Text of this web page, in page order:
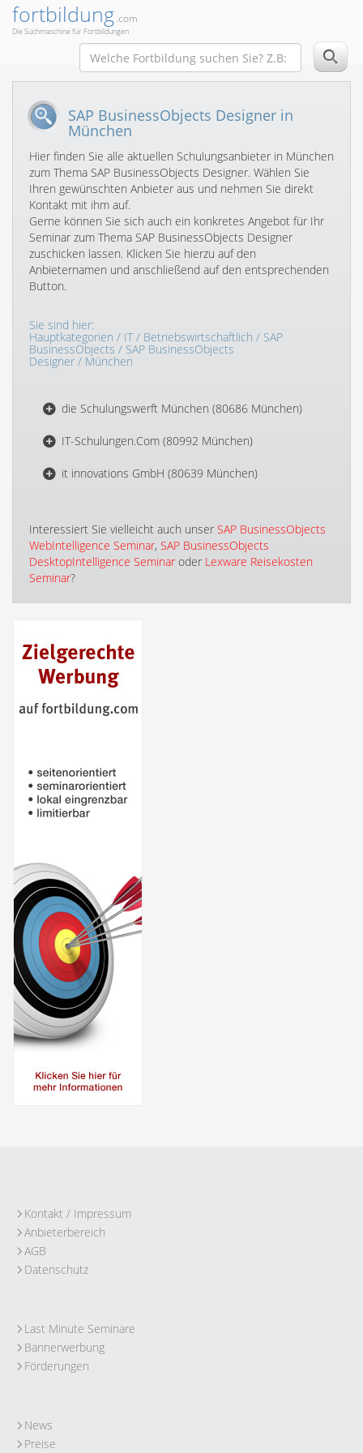
fortbildung.com
Die Suchmaschine für Fortbildungen
SAP BusinessObjects Designer in
München
Hier finden Sie alle aktuellen Schulungsanbieter in München
zum Thema SAP BusinessObjects Designer. Wählen Sie
Ihren gewünschten Anbieter aus und nehmen Sie direkt
Kontakt mit ihm auf.
Gerne können Sie sich auch ein konkretes Angebot für Ihr
Seminar zum Thema SAP BusinessObjects Designer
zuschicken lassen. Klicken Sie hierzu auf den
Anbieternamen und anschließend auf den entsprechenden
Button.
Sie sind hier:
Hauptkategorien / IT/ Betriebswirtschaftlich / SAP
BusinessObjects / SAP BusinessObjects
Designer / München
die Schulungswerft München (80686 München)
IT-Schulungen.Com (80992 München)
it innovations GmbH (80639 München)
Interessiert Sie vielleicht auch unser SAP BusinessObjects
WebIntelligence Seminar, SAP BusinessObjects
DesktopIntelligence Seminar oder Lexware Reisekosten
Seminar?
Kontakt / Impressum
Anbieterbereich
AGB
Datenschutz
Last Minute Seminare
Bannerwerbung
Förderungen
News
Preise